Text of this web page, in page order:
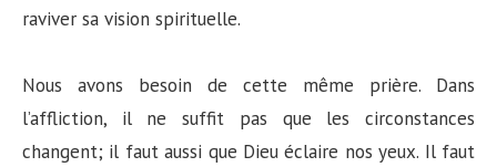
raviver sa vision spirituelle.
Nous avons besoin de cette même prière. Dans
l’affliction, il ne suffit pas que les circonstances
changent; il faut aussi que Dieu éclaire nos yeux. Il faut